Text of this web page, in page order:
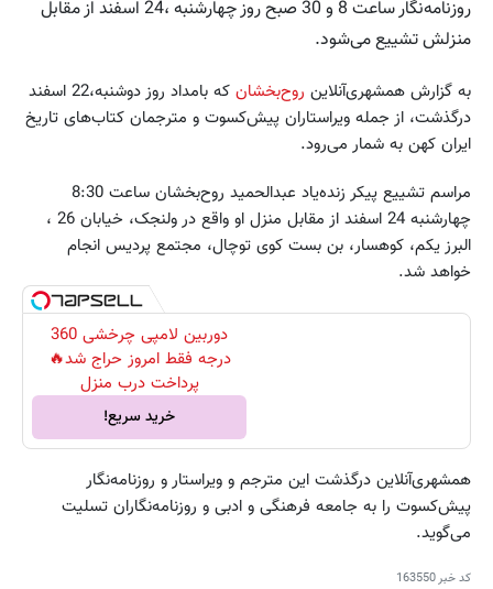
روزنامه‌نگار ساعت 8 و 30 صبح روز چهارشنبه ،24 اسفند از مقابل
منزلش تشییع می‌شود.
به گزارش همشهری‌آنلاین روح‌بخشان
که بامداد روز دوشنبه،22 اسفند
درگذشت، از جمله ویراستاران پیش‌کسوت و مترجمان کتاب‌های تاریخ
ایران کهن به شمار می‌رود.
مراسم تشییع پیکر زنده‌یاد عبدالحمید روح‌بخشان ساعت 8:30
چهارشنبه 24 اسفند از مقابل منزل او واقع در ولنجک، خیابان 26 ،
البرز یکم، کوهسار، بن بست کوی توچال، مجتمع پردیس انجام
خواهد شد.
دوربین لامپی چرخشی 360
درجه فقط امروز حراج شد🔥
پرداخت درب منزل
خرید سریع!
همشهری‌آنلاین درگذشت این مترجم و ویراستار و روزنامه‌نگار
پیش‌کسوت را به جامعه فرهنگی و ادبی و روزنامه‌نگاران تسلیت
می‌گوید.
کد خبر163550